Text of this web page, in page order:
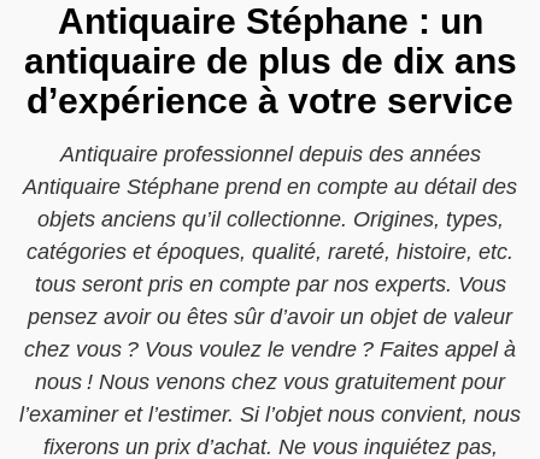
Antiquaire Stéphane : un
antiquaire de plus de dix ans
d’expérience à votre service
Antiquaire professionnel depuis des années
Antiquaire Stéphane prend en compte au détail des
objets anciens qu’il collectionne. Origines, types,
catégories et époques, qualité, rareté, histoire, etc.
tous seront pris en compte par nos experts. Vous
pensez avoir ou êtes sûr d’avoir un objet de valeur
chez vous ? Vous voulez le vendre ? Faites appel à
nous ! Nous venons chez vous gratuitement pour
l’examiner et l’estimer. Si l’objet nous convient, nous
fixerons un prix d’achat. Ne vous inquiétez pas,